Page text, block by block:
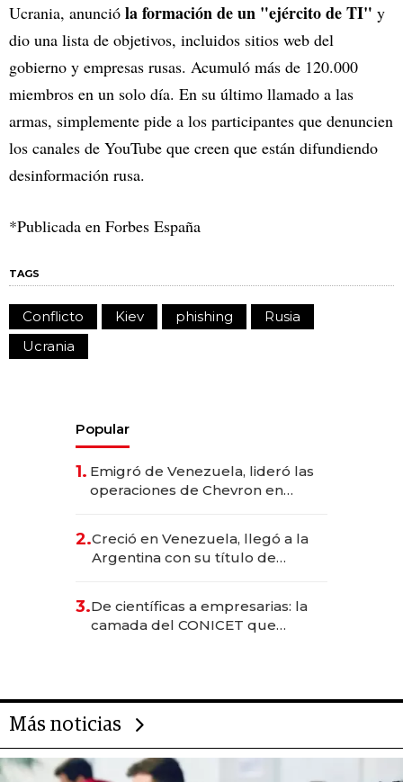
Ucrania, anunció la formación de un "ejército de TI" y
dio una lista de objetivos, incluidos sitios web del
gobierno y empresas rusas. Acumuló más de 120.000
miembros en un solo día. En su último llamado a las
armas, simplemente pide a los participantes que denuncien
los canales de YouTube que creen que están difundiendo
desinformación rusa.
*Publicada en Forbes España
TAGS
Conflicto Kiev phishing
Rusia
Ucrania
Popular
1. Emigró de Venezuela, lideró las
operaciones de Chevron en
2.Creció en Venezuela, llegó a la
Argentina con su título de
las marcas "fast premium"
3.De científicas a empresarias: la
camada del CONICET que
Más noticias